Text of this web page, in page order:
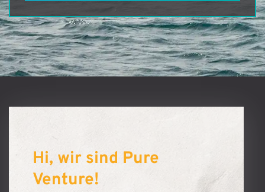
Hi, wir sind Pure
Venture!